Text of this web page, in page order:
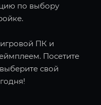
по выбору
игровой ПК и
Посетите
свой